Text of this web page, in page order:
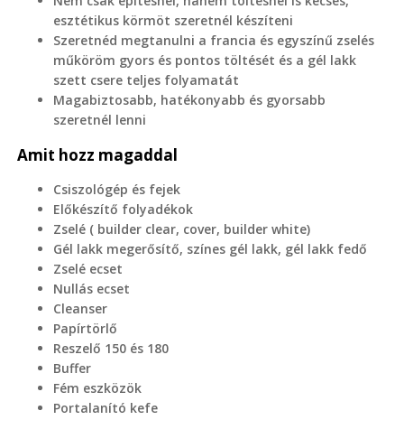
esztétikus körmöt szeretnél készíteni
Szeretnéd megtanulni a francia és egyszínű zselés
műköröm gyors és pontos töltését és a gél lakk
szett csere teljes folyamatát
Magabiztosabb, hatékonyabb és gyorsabb
szeretnél lenni
Amit hozz magaddal
Csiszológép és fejek
Előkészítő folyadékok
Zselé ( builder clear, cover, builder white)
Gél lakk megerősítő, színes gél lakk, gél lakk fedő
Zselé ecset
Nullás ecset
Cleanser
Papírtörlő
Reszelő 150 és 180
Buffer
Fém eszközök
Portalanító kefe